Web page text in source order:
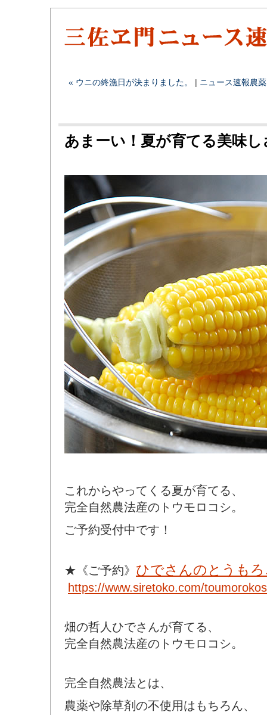
« ウニの終漁日が決まりました。 | ニュース速報農
あまーい！夏が育てる美味し
これからやってくる夏が育てる、
完全自然農法産のトウモロコシ。
ご予約受付中です！
★《ご予約》 ひでさんのとうも
https://www.siretoko.com/
畑の哲人ひでさんが育てる、
完全自然農法産のトウモロコシ。
完全自然農法とは、
農薬や除草剤の不使用はもちろん、